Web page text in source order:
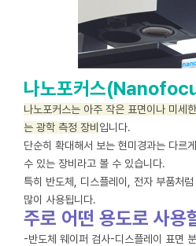
나노포커스
나노포커스는 아주 작은 표면이나 미세
는 광학 측정 장비 입니다.
단순히 확대해서 보는 현미경과는 다르
수 있는 장비라고 볼 수 있습니다.
특히 반도체, 디스플레이, 전자 부품처
많이 사용됩니다.
주로 어떤 용도로 사용
-반도체 웨이퍼 검사-디스플레이 표면